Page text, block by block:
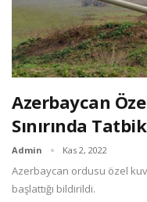
Azerbaycan
Sınırında
Admin Kas 2, 2022
Azerbaycan ordusu özel
başlattığı bildirildi.